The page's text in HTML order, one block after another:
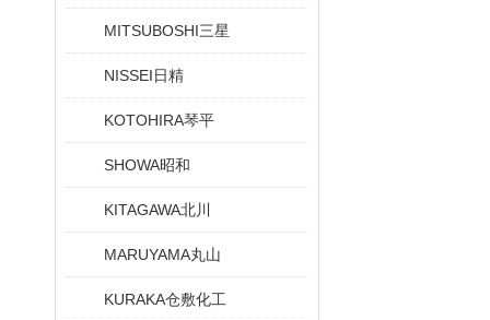
MITSUBOSHI三星
NISSEI日精
KOTOHIRA琴平
SHOWA昭和
KITAGAWA北川
MARUYAMA丸山
KURAKA仓敷化工